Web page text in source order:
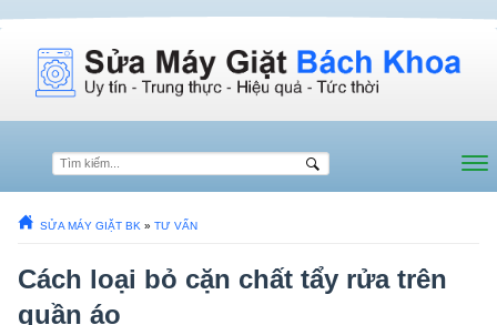
SỬA MÁY GIẶT BK » TƯ VẤN
Cách loại bỏ cặn chất tẩy rửa trên
quần áo